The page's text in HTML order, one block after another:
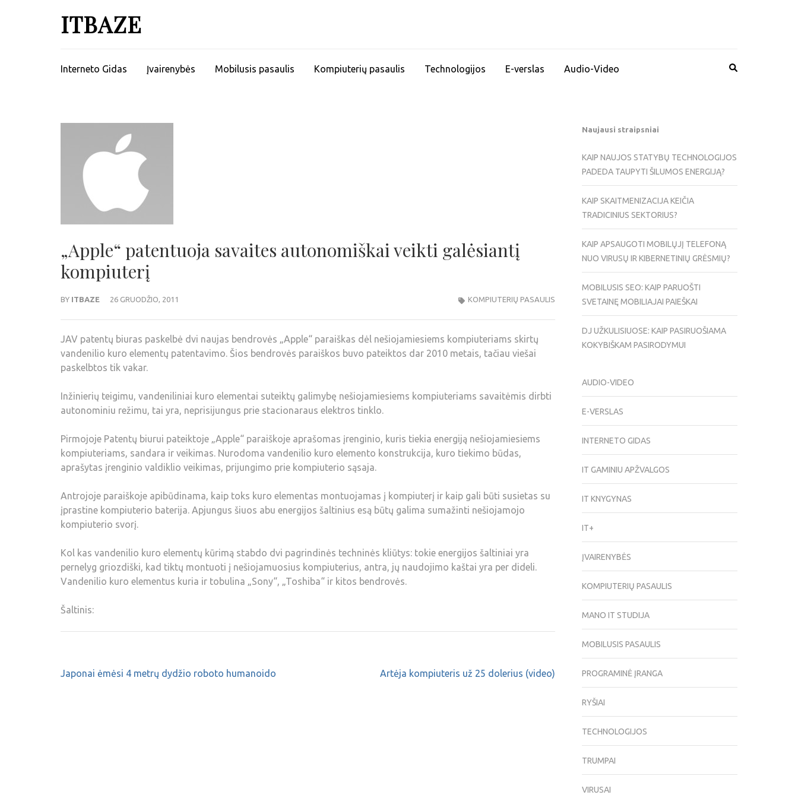
ITBAZE
Interneto Gidas Įvairenybės Mobilusis pasaulis Kompiuterių pasaulis Technologijos E-verslas Audio-Video
„Apple“ patentuoja savaites autonomiškai veikti galėsiantį
kompiuterį
BY ITBAZE 26 GRUODŽIO, 2011 KOMPIUTERIŲ PASAULIS
JAV patentų biuras paskelbė dvi naujas bendrovės „Apple“ paraiškas dėl nešiojamiesiems kompiuteriams skirtų
vandenilio kuro elementų patentavimo. Šios bendrovės paraiškos buvo pateiktos dar 2010 metais, tačiau viešai
paskelbtos tik vakar.
Inžinierių teigimu, vandeniliniai kuro elementai suteiktų galimybę nešiojamiesiems kompiuteriams savaitėmis dirbti
autonominiu režimu, tai yra, neprisijungus prie stacionaraus elektros tinklo.
Pirmojoje Patentų biurui pateiktoje „Apple“ paraiškoje aprašomas įrenginio, kuris tiekia energiją nešiojamiesiems
kompiuteriams, sandara ir veikimas. Nurodoma vandenilio kuro elemento konstrukcija, kuro tiekimo būdas,
aprašytas įrenginio valdiklio veikimas, prijungimo prie kompiuterio sąsaja.
Antrojoje paraiškoje apibūdinama, kaip toks kuro elementas montuojamas į kompiuterį ir kaip gali būti susietas su
įprastine kompiuterio baterija. Apjungus šiuos abu energijos šaltinius esą būtų galima sumažinti nešiojamojo
kompiuterio svorį.
Kol kas vandenilio kuro elementų kūrimą stabdo dvi pagrindinės techninės kliūtys: tokie energijos šaltiniai yra
pernelyg griozdiški, kad tiktų montuoti į nešiojamuosius kompiuterius, antra, jų naudojimo kaštai yra per dideli.
Vandenilio kuro elementus kuria ir tobulina „Sony“, „Toshiba“ ir kitos bendrovės.
Šaltinis:
Japonai ėmėsi 4 metrų dydžio roboto humanoido Artėja kompiuteris už 25 dolerius (video)
Naujausi straipsniai
KAIP NAUJOS STATYBŲ TECHNOLOGIJOS
PADEDA TAUPYTI ŠILUMOS ENERGIJĄ?
KAIP SKAITMENIZACIJA KEIČIA
TRADICINIUS SEKTORIUS?
KAIP APSAUGOTI MOBILŲJĮ TELEFONĄ
NUO VIRUSŲ IR KIBERNETINIŲ GRĖSMIŲ?
MOBILUSIS SEO: KAIP PARUOŠTI
SVETAINĘ MOBILIAJAI PAIEŠKAI
DJ UŽKULISIUOSE: KAIP PASIRUOŠIAMA
KOKYBIŠKAM PASIRODYMUI
AUDIO-VIDEO
E-VERSLAS
INTERNETO GIDAS
IT GAMINIU APŽVALGOS
IT KNYGYNAS
IT+
ĮVAIRENYBĖS
KOMPIUTERIŲ PASAULIS
MANO IT STUDIJA
MOBILUSIS PASAULIS
PROGRAMINĖ ĮRANGA
RYŠIAI
TECHNOLOGIJOS
TRUMPAI
VIRUSAI